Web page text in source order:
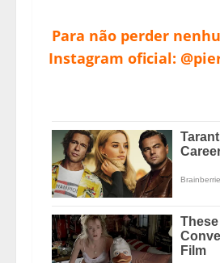
Para não perder
Instagram oficial: